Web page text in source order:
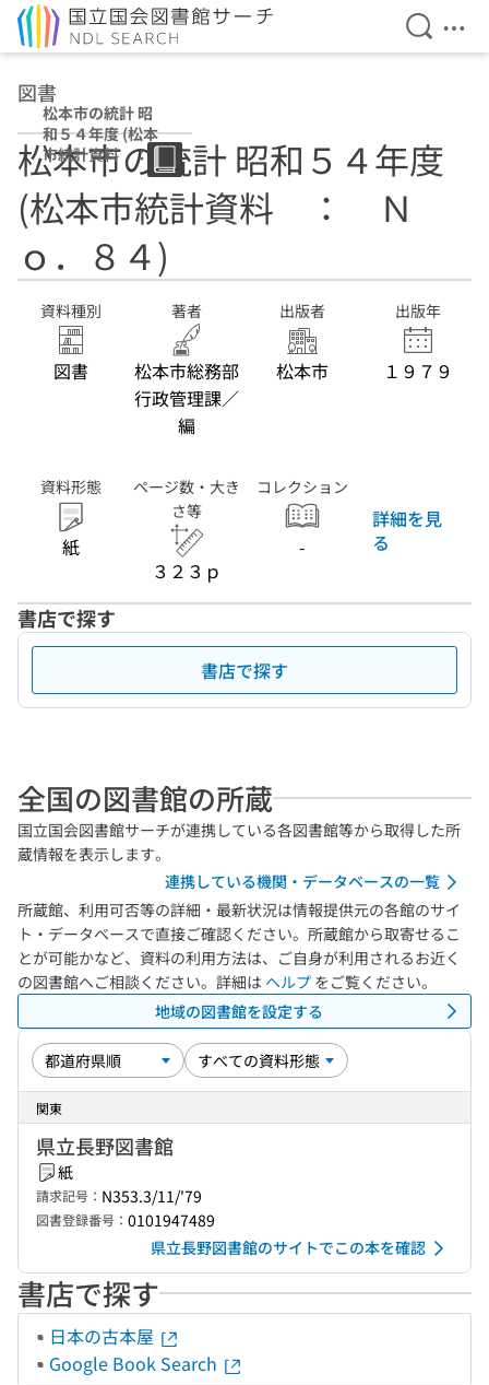
検索を
メ
図書
松本市の統計 昭
和５４年度 (松本
市統計資料 ：
Ｎｏ．８４)
松本市の統計 昭和５４年度
(松本市統計資料 ： Ｎ
ｏ．８４)
資料種別
図書
著者
松本市総務部
行政管理課／
編
出版者
松本市
出版年
１９７９
資料形態
紙
ページ数・大き
さ等
３２３ｐ
コレクション
-
詳細を見
る
書店で探す
書店で探す
全国の図書館の所蔵
国立国会図書館サーチが連携している各図書館等から取得した所
蔵情報を表示します。
連携している機関・データベースの一覧
所蔵館、利用可否等の詳細・最新状況は情報提供元の各館のサイ
ト・データベースで直接ご確認ください。所蔵館から取寄せるこ
とが可能かなど、資料の利用方法は、ご自身が利用されるお近く
の図書館へご相談ください。詳細は ヘルプ をご覧ください。
地域の図書館を設定する
関東
県立長野図書館
紙
請求記号： N353.3/11/'79
図書登録番号： 0101947489
県立長野図書館のサイトでこの本を確認
書店で探す
日本の古本屋
Google Book Search